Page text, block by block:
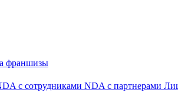
франшизы
с сотрудниками NDA с партнерами